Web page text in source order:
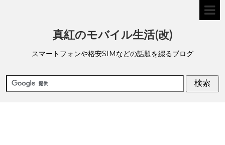
真紅のモバイル生活(改)
スマートフォンや格安SIMなどの話題を綴るブログ